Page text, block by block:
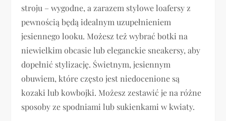
stroju – wygodne, a zarazem stylowe loafersy z
pewnością będą idealnym uzupełnieniem
jesiennego looku. Możesz też wybrać botki na
niewielkim obcasie lub eleganckie sneakersy, aby
dopełnić stylizację. Świetnym, jesiennym
obuwiem, które często jest niedocenione są
kozaki lub kowbojki. Możesz zestawić je na różne
sposoby ze spodniami lub sukienkami w kwiaty.